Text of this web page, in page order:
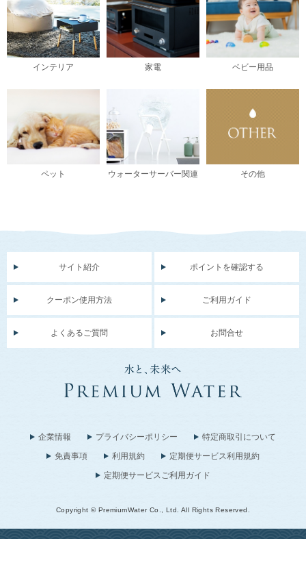
インテリア 家電 ベビー用品
ペット ウォーターサーバー関連 その他
サイト紹介 ポイントを確認する
クーポン使用方法 ご利用ガイド
よくあるご質問 お問合せ
企業情報 プライバシーポリシー
特定商取引について
免責事項
利用規約
定期便サービス利用規約
定期便サービスご利用ガイド
Copyright © PremiumWater Co., Ltd. All Rights Reserved.